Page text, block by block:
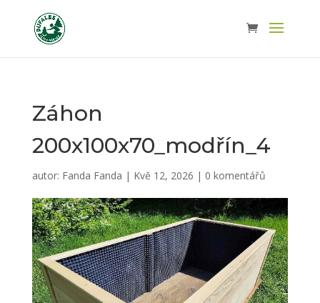
Záhon
200x100x70_modřín_4
autor: Fanda Fanda | Kvě 12, 2026 | 0 komentářů